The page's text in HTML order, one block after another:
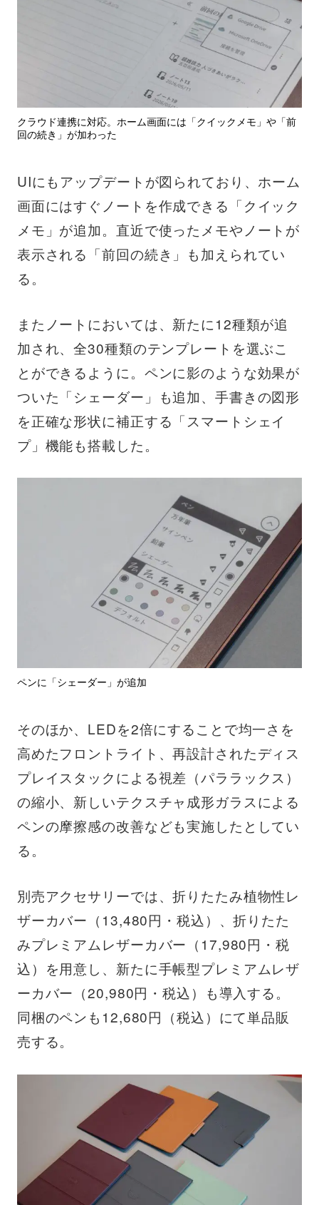
クラウド連携に対応。ホーム画面には「クイックメモ」や「前
回の続き」が加わった
UIにもアップデートが図られており、ホーム
画面にはすぐノートを作成できる「クイック
メモ」が追加。直近で使ったメモやノートが
表示される「前回の続き」も加えられてい
る。
またノートにおいては、新たに12種類が追
加され、全30種類のテンプレートを選ぶこ
とができるように。ペンに影のような効果が
ついた「シェーダー」も追加、手書きの図形
を正確な形状に補正する「スマートシェイ
プ」機能も搭載した。
ペンに「シェーダー」が追加
そのほか、LEDを2倍にすることで均一さを
高めたフロントライト、再設計されたディス
プレイスタックによる視差（パララックス）
の縮小、新しいテクスチャ成形ガラスによる
ペンの摩擦感の改善なども実施したとしてい
る。
別売アクセサリーでは、折りたたみ植物性レ
ザーカバー（13,480円・税込）、折りたた
みプレミアムレザーカバー（17,980円・税
込）を用意し、新たに手帳型プレミアムレザ
ーカバー（20,980円・税込）も導入する。
同梱のペンも12,680円（税込）にて単品販
売する。